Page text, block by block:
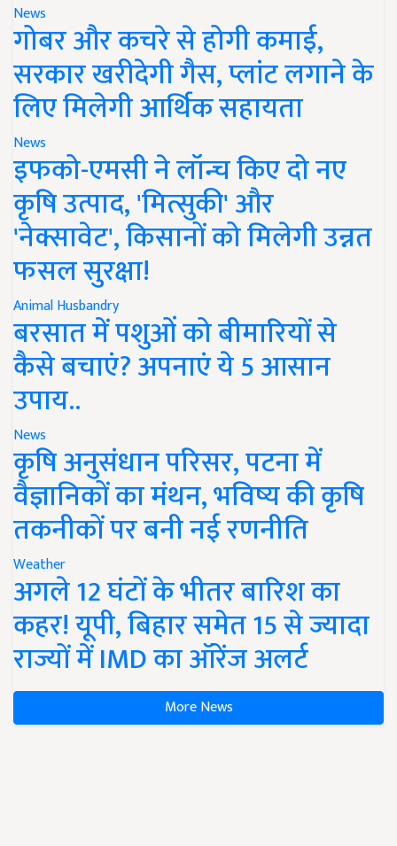
News
गोबर और कचरे से होगी कमाई,
सरकार खरीदेगी गैस, प्लांट लगाने के
लिए मिलेगी आर्थिक सहायता
News
इफको-एमसी ने लॉन्च किए दो नए
कृषि उत्पाद, 'मित्सुकी' और
'नेक्सावेट', किसानों को मिलेगी उन्नत
फसल सुरक्षा!
Animal Husbandry
बरसात में पशुओं को बीमारियों से
कैसे बचाएं? अपनाएं ये 5 आसान
उपाय..
News
कृषि अनुसंधान परिसर, पटना में
वैज्ञानिकों का मंथन, भविष्य की कृषि
तकनीकों पर बनी नई रणनीति
Weather
अगले 12 घंटों के भीतर बारिश का
कहर! यूपी, बिहार समेत 15 से ज्यादा
राज्यों में IMD का ऑरेंज अलर्ट
More News